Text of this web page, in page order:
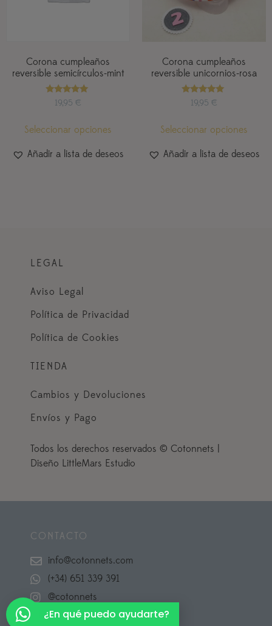
Corona cumpleaños
reversible semicírculos-mint
Valorado
con
19,95 €
Seleccionar opciones
Añadir a lista de deseos
Corona cumpleaños
reversible unicornios-rosa
Valorado
con
19,95 €
Seleccionar opciones
Añadir a lista de deseos
LEGAL
Aviso Legal
Política de Privacidad
Política de Cookies
TIENDA
Cambios y Devoluciones
Envíos y Pago
Todos los derechos reservados © Cotonnets |
Diseño LittleMars Estudio
CONTACTO
info@cotonnets.com
(+34) 651 339 391
@cotonnets
¿En qué puedo ayudarte?